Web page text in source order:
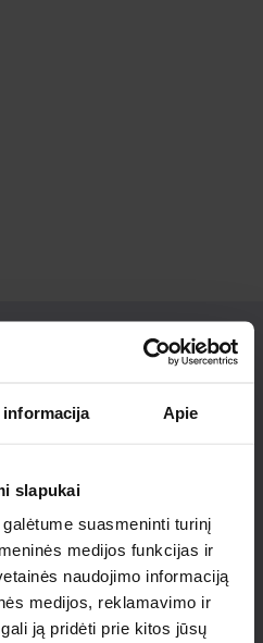
informacija Apie
slapukai
suasmeninti turinį
medijos funkcijas ir
naudojimo informaciją
medijos, reklamavimo ir
ją pridėti prie kitos jūsų
dėl
aptarimo.